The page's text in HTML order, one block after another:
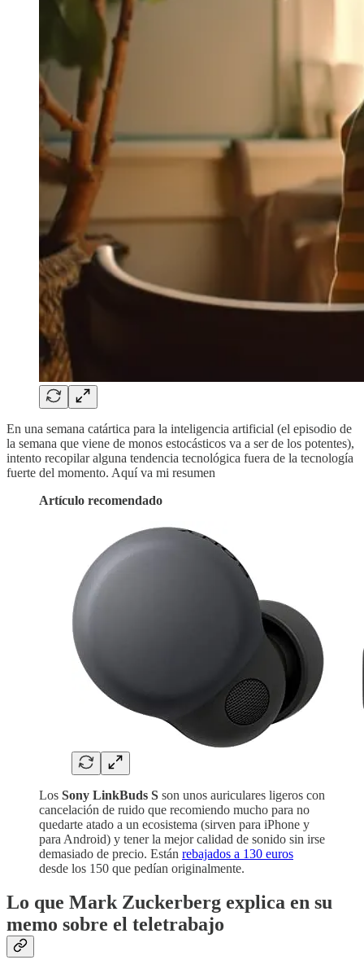
En una semana catártica para la inteligencia artificial (el episodio de
la semana que viene de monos estocásticos va a ser de los potentes),
intento recopilar alguna tendencia tecnológica fuera de la tecnología
fuerte del momento. Aquí va mi resumen
Artículo recomendado
Los Sony LinkBuds S son unos auriculares ligeros con
cancelación de ruido que recomiendo mucho para no
quedarte atado a un ecosistema (sirven para iPhone y
para Android) y tener la mejor calidad de sonido sin irse
demasiado de precio. Están rebajados a 130 euros
desde los 150 que pedían originalmente.
Lo que Mark Zuckerberg explica en su
memo sobre el teletrabajo